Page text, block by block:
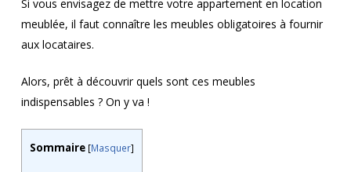
Si vous envisagez de mettre votre appartement en location
meublée, il faut connaître les meubles obligatoires à fournir
aux locataires.
Alors, prêt à découvrir quels sont ces meubles
indispensables ? On y va !
Sommaire [Masquer]